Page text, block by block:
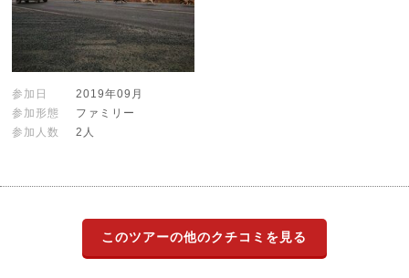
参加日
2019年09月
参加形態
ファミリー
参加人数
2人
このツアーの他のクチコミを見る